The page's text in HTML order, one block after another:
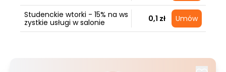
Studenckie wtorki - 15% na ws
zystkie usługi w salonie
0,1 zł Umów